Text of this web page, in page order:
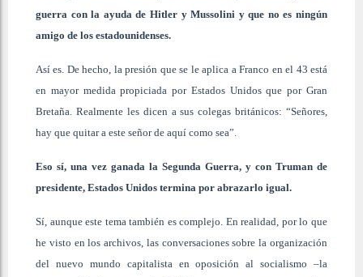
guerra con la ayuda de Hitler y Mussolini y que no es ningún
amigo de los estadounidenses.
Así es. De hecho, la presión que se le aplica a Franco en el 43 está
en mayor medida propiciada por Estados Unidos que por Gran
Bretaña. Realmente les dicen a sus colegas británicos: “Señores,
hay que quitar a este señor de aquí como sea”.
Eso sí, una vez ganada la Segunda Guerra, y con Truman de
presidente, Estados Unidos termina por abrazarlo igual.
Sí, aunque este tema también es complejo. En realidad, por lo que
he visto en los archivos, las conversaciones sobre la organización
del nuevo mundo capitalista en oposición al socialismo –la